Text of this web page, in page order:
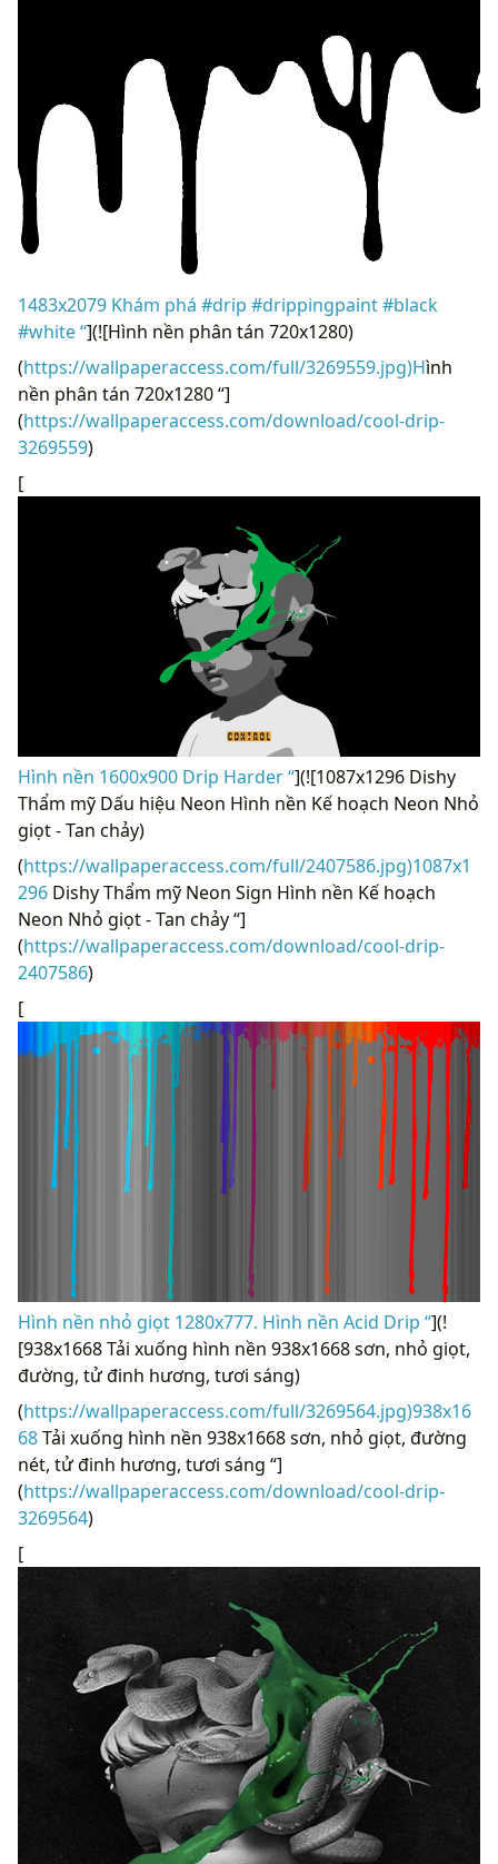
1483x2079 Khám phá #drip #drippingpaint #black
#white “](![Hình nền phân tán 720x1280)
(https://wallpaperaccess.com/full/3269559.jpg)Hình
nền phân tán 720x1280 “]
(https://wallpaperaccess.com/download/cool-drip-
3269559)
[
Hình nền 1600x900 Drip Harder “](![1087x1296 Dishy
Thẩm mỹ Dấu hiệu Neon Hình nền Kế hoạch Neon Nhỏ
giọt - Tan chảy)
(https://wallpaperaccess.com/full/2407586.jpg)1087x1
296 Dishy Thẩm mỹ Neon Sign Hình nền Kế hoạch
Neon Nhỏ giọt - Tan chảy “]
(https://wallpaperaccess.com/download/cool-drip-
2407586)
[
Hình nền nhỏ giọt 1280x777. Hình nền Acid Drip “](!
[938x1668 Tải xuống hình nền 938x1668 sơn, nhỏ giọt,
đường, tử đinh hương, tươi sáng)
(https://wallpaperaccess.com/full/3269564.jpg)938x16
68Tải xuống hình nền 938x1668 sơn, nhỏ giọt, đường
nét, tử đinh hương, tươi sáng “]
(https://wallpaperaccess.com/download/cool-drip-
3269564)
[